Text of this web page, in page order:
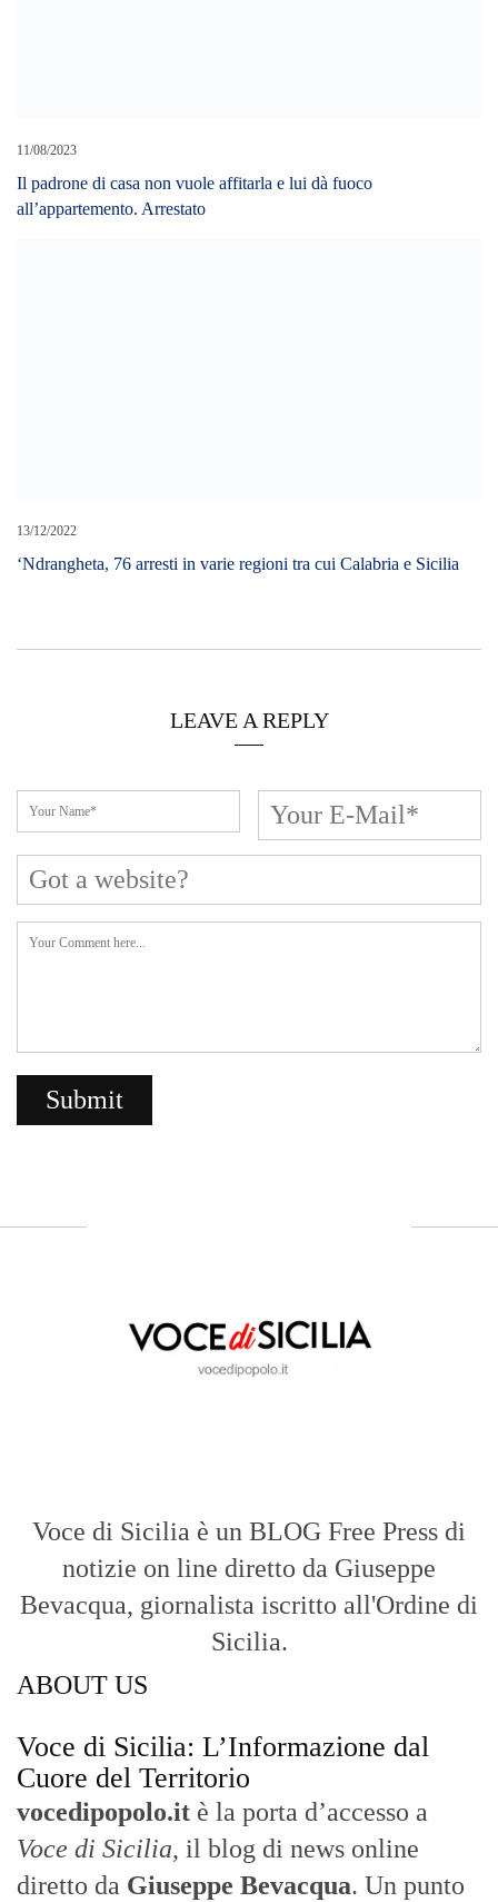
11/08/2023
Il padrone di casa non vuole affitarla e lui dà fuoco
all’appartemento. Arrestato
13/12/2022
‘Ndrangheta, 76 arresti in varie regioni tra cui Calabria e Sicilia
LEAVE A REPLY
Voce di Sicilia è un BLOG Free Press di
notizie on line diretto da Giuseppe
Bevacqua, giornalista iscritto all'Ordine di
Sicilia.
ABOUT US
Voce di Sicilia: L’Informazione dal
Cuore del Territorio
vocedipopolo.it è la porta d’accesso a
Voce di Sicilia, il blog di news online
diretto da Giuseppe Bevacqua. Un punto